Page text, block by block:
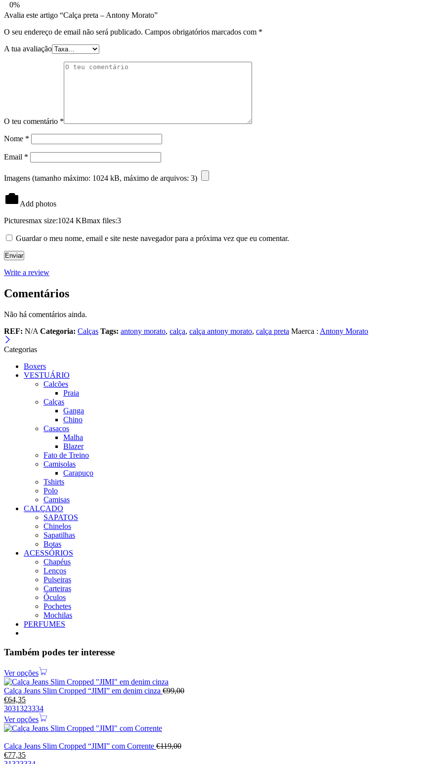
0%
Avalia este artigo “Calça preta – Antony Morato”
O seu endereço de email não será publicado. Campos obrigatórios marcados com *
A tua avaliação
O teu comentário *
Nome *
Email *
Imagens (tamanho máximo: 1024 kB, máximo de arquivos: 3)
Add photos
Picturesmax size:1024 KBmax files:3
Guardar o meu nome, email e site neste navegador para a próxima vez que eu comentar.
Write a review
Comentários
Não há comentários ainda.
REF: N/A Categoria: Calças Tags: antony morato, calça, calça antony morato, calça preta Maerca : Antony Morato
Categorias
Boxers
VESTUÁRIO
Calcões
Praia
Calças
Ganga
Chino
Casacos
Malha
Blazer
Fato de Treino
Camisolas
Carapuço
Tshirts
Polo
Camisas
CALÇADO
SAPATOS
Chinelos
Sapatilhas
Botas
ACESSÓRIOS
Chapéus
Lenços
Pulseiras
Carteiras
Óculos
Pochetes
Mochilas
PERFUMES
Também podes ter interesse
Ver opções
Calça Jeans Slim Cropped “JIMI” em denim cinza €99,00
€64,35
3031323334
Ver opções
Calça Jeans Slim Cropped “JIMI” com Corrente €119,00
€77,35